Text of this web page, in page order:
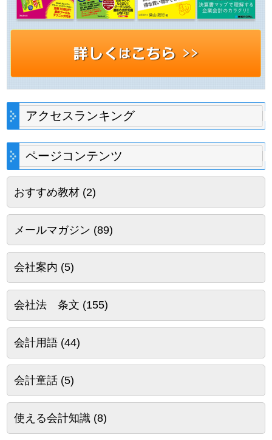
アクセスランキング
ページコンテンツ
おすすめ教材(2)
メールマガジン (89)
会社案内 (5)
会社法 条文 (155)
会計用語(44)
会計童話(5)
使える会計知識(8)